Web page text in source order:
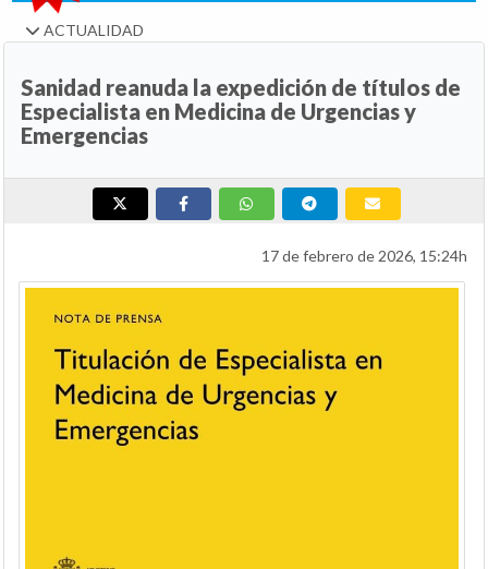
ACTUALIDAD
Sanidad reanuda la expedición de títulos de
Especialista en Medicina de Urgencias y
Emergencias
17 de febrero de 2026, 15:24h